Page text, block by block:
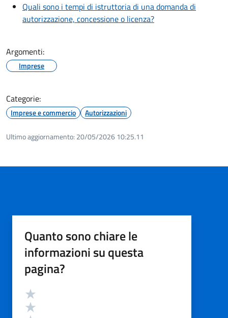
Quali sono i tempi di istruttoria di una domanda di
autorizzazione, concessione o licenza?
Argomenti:
Imprese
Categorie:
Imprese e commercio Autorizzazioni
Ultimo aggiornamento: 20/05/2026 10:25.11
Quanto sono chiare le
informazioni su questa
pagina?
Valutazione